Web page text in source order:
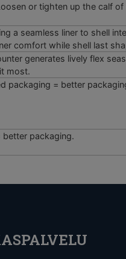
or tighten up the calf
a seamless liner to shell
comfort while shell last
generates lively flex
most.
packaging = better
better packaging.